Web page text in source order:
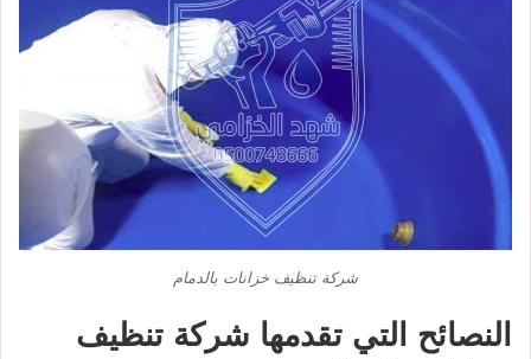
شركة تنظيف خزانات بالدمام
النصائح التي تقدمها شركة تنظيف